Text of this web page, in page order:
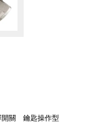
關 鑰匙操作型